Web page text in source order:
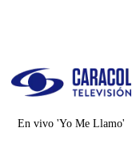
En vivo 'Yo Me Llamo'